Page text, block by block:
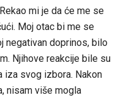
mi je da će me se
Moj otac bi me se
negativan doprinos, bilo
Njihove reakcije bile su
iza svog izbora. Nakon
nisam više mogla